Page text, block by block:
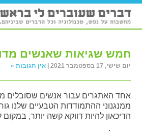
חמש שגיאות שאנשים
יום שישי, 17 בספטמבר 2021 | אין תגובות »
אחד האתגרים עבור אנשים שסובלים
ממנגנוני ההתמודדות הטבעיים שלנו
הדיכאון להיות דווקא קשה יותר,